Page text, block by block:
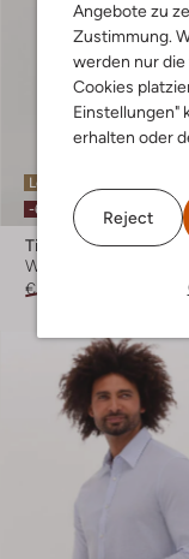
Angebote zu
Zustimmung.
werden nur
Cookies
Einstellungen"
erhalten oder
Reject
Letzter Artikel
-60%
Tiger Of Sweden
Weite Hose
€ 199,95